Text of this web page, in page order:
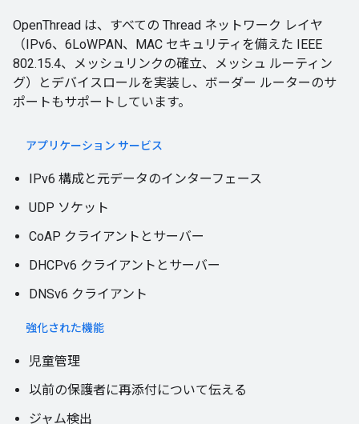
OpenThread は、すべての Thread ネットワーク レイヤ
（IPv6、6LoWPAN、MAC セキュリティを備えた IEEE
802.15.4、メッシュリンクの確立、メッシュ ルーティン
グ）とデバイスロールを実装し、ボーダー ルーターのサ
ポートもサポートしています。
アプリケーション サービス
IPv6 構成と元データのインターフェース
UDP ソケット
CoAP クライアントとサーバー
DHCPv6 クライアントとサーバー
DNSv6 クライアント
強化された機能
児童管理
以前の保護者に再添付について伝える
ジャム検出